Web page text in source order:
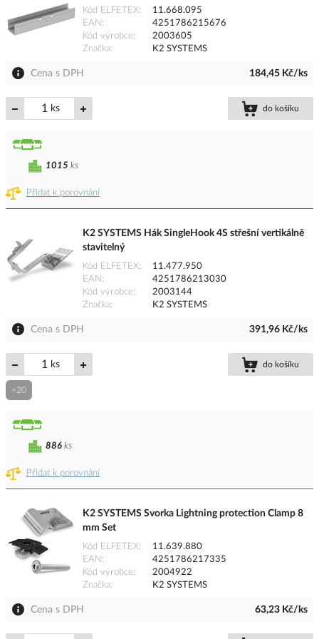
Kód ELFETEX
11.668.095
EAN
4251786215676
Kód výrobce
2003605
Značka
K2 SYSTEMS
Cena s DPH 184,45 Kč/ks
ks do košíku
Přidat k porovnání
1015 ks
K2 SYSTEMS Hák SingleHook 4S střešní vertikálně
stavitelný
Kód ELFETEX
11.477.950
EAN
4251786213030
Kód výrobce
2003144
Značka
K2 SYSTEMS
Cena s DPH 391,96 Kč/ks
ks do košíku
+20
Přidat k porovnání
886 ks
K2 SYSTEMS Svorka Lightning protection Clamp 8
mm Set
Kód ELFETEX
11.639.880
EAN
4251786217335
Kód výrobce
2004922
Značka
K2 SYSTEMS
Cena s DPH 63,23 Kč/ks